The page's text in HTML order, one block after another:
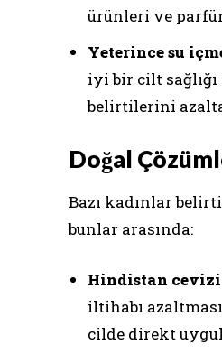
ürünleri ve
Yeterince su
iyi bir cilt
belirtilerini
Doğal
Bazı kadınlar
bunlar arasında:
Hindistan cevizi
iltihabı
cilde direkt